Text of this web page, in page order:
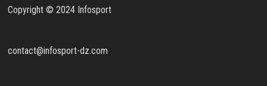
Copyright © 2024 Infosport
contact@infosport-dz.com